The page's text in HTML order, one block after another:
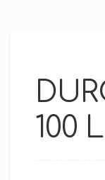
100